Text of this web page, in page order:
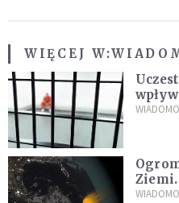
WIĘCEJ W:
zdanie
Ziemi.